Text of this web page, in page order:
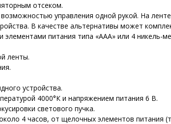
отсеком.
управления одной рукой. На
В качестве альтернативы может
питания типа «AAA» или 4 никель-
ленты.
устройства.
4000°К и напряжением питания 6 В.
светового пучка.
4 часов, от щелочных элементов питания